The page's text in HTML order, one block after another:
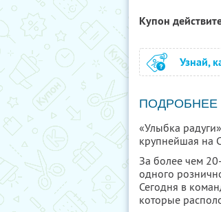
Купон
Узнай,
«Улыбка
крупнейшая на
За более чем
одного
Сегодня в
которые